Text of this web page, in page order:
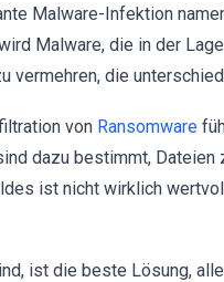
Malware-Infektion
Malware, die in der
vermehren, die
von Ransomware
dazu bestimmt,
ist nicht wirklich
ist die beste Lösung,